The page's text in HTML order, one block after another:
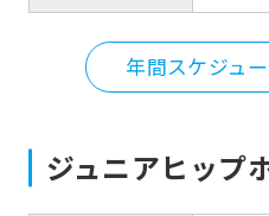
年間スケジュー
ジュニアヒップ